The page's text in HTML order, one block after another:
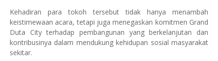
Kehadiran para tokoh tersebut tidak hanya menambah
keistimewaan acara, tetapi juga menegaskan komitmen Grand
Duta City terhadap pembangunan yang berkelanjutan dan
kontribusinya dalam mendukung kehidupan sosial masyarakat
sekitar.